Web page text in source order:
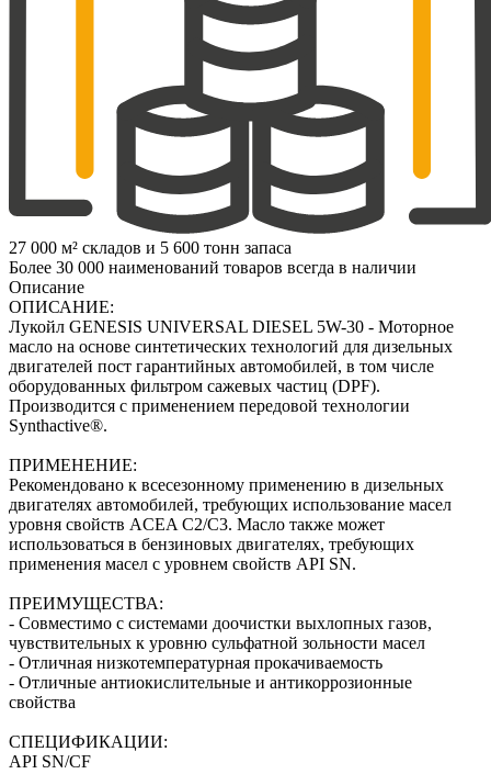
27 000 м² складов и 5 600 тонн запаса
Более 30 000 наименований товаров всегда в наличии
Описание
ОПИСАНИЕ:
Лукойл GENESIS UNIVERSAL DIESEL 5W-30 - Моторное
масло на основе синтетических технологий для дизельных
двигателей пост гарантийных автомобилей, в том числе
оборудованных фильтром сажевых частиц (DPF).
Производится с применением передовой технологии
Synthactive®.
ПРИМЕНЕНИЕ:
Рекомендовано к всесезонному применению в дизельных
двигателях автомобилей, требующих использование масел
уровня свойств ACEA С2/C3. Масло также может
использоваться в бензиновых двигателях, требующих
применения масел с уровнем свойств API SN.
ПРЕИМУЩЕСТВА:
- Совместимо с системами доочистки выхлопных газов,
чувствительных к уровню сульфатной зольности масел
- Отличная низкотемпературная прокачиваемость
- Отличные антиокислительные и антикоррозионные
свойства
СПЕЦИФИКАЦИИ:
API SN/CF